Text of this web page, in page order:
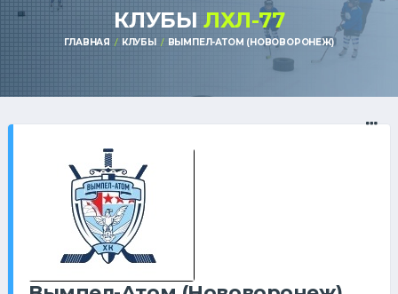
КЛУБЫ ЛХЛ-77
ГЛАВНАЯ КЛУБЫ ВЫМПЕЛ-АТОМ (НОВОВОРОНЕЖ)